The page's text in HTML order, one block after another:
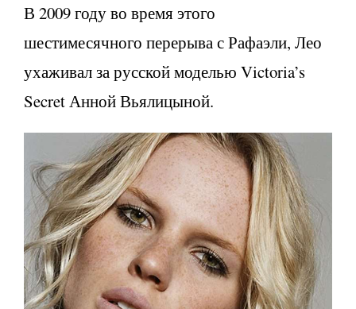
В 2009 году во время этого
шестимесячного перерыва с Рафаэли, Лео
ухаживал за русской моделью Victoria’s
Secret Анной Вьялицыной.